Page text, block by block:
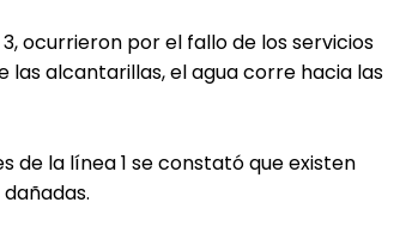
ocurrieron por el fallo de los servicios
las alcantarillas, el agua corre hacia las
de la línea 1 se constató que existen